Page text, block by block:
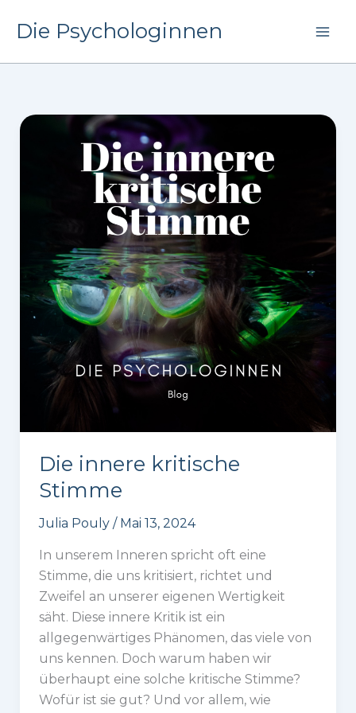
InhaltDie Psychologinnen
Die innere kritische
Stimme
Julia Pouly / Mai 13, 2024
In unserem Inneren spricht oft eine
Stimme, die uns kritisiert, richtet und
Zweifel an unserer eigenen Wertigkeit
säht. Diese innere Kritik ist ein
allgegenwärtiges Phänomen, das viele von
uns kennen. Doch warum haben wir
überhaupt eine solche kritische Stimme?
Wofür ist sie gut? Und vor allem, wie